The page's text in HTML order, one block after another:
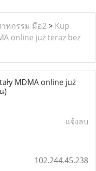
หกรรม มือ2> Kup
online już teraz bez
MDMA online już
)
แจ้งลบ
102.244.45.238